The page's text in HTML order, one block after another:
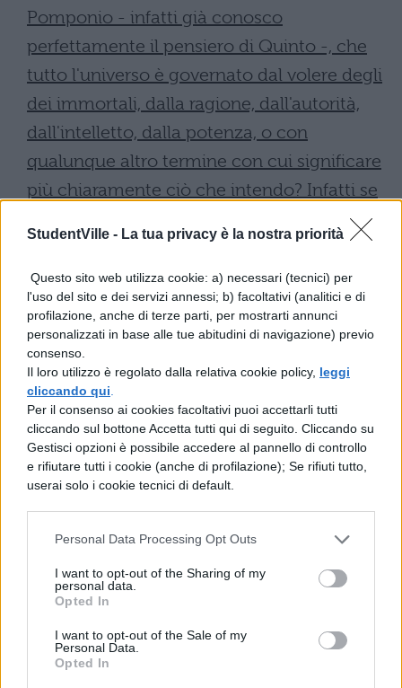
StudentVille - La tua privacy è la nostra priorità
Questo sito web utilizza cookie: a) necessari (tecnici) per
l'uso del sito e dei servizi annessi; b) facoltativi (analitici e di
profilazione, anche di terze parti, per mostrarti annunci
personalizzati in base alle tue abitudini di navigazione) previo
consenso.
Il loro utilizzo è regolato dalla relativa cookie policy, leggi
cliccando qui
Per il consenso ai cookies facoltativi puoi accettarli tutti
cliccando sul bottone Accetta tutti qui di seguito. Cliccando su
Gestisci opzioni è possibile accedere al pannello di controllo
e rifiutare tutti i cookie (anche di profilazione); Se rifiuti tutto,
userai solo i cookie tecnici di default.
Personal Data Processing Opt Outs
I want to opt-out of the Sharing of my
personal data.
Opted In
I want to opt-out of the Sale of my
Personal Data.
Opted In
Pomponio - infatti già conosco
perfettamente il pensiero di Quinto -, che
tutto l'universo è governato dal volere degli
dei immortali, dalla ragione, dall'autorità,
dall'intelletto, dalla potenza, o con
qualunque altro termine con cui significare
più chiaramente ciò che intendo? Infatti se
dovremmo incominciare la nostra
discussione.
Attico: - Te lo concedo, se me lo chiedi;
intanto per questo concerto di uccelli ed il
fragore dei fiumi non temo che mi senta
alcuno dei miei condiscepoli.
Marco: - Ed è necessario essere cauti;
infatti essi come tutti i galantuomini, sono
di quell'ottima persona, in cui egli scrisse
che il dio di nulla si cura, né delle cose
proprie né delle cose altrui.